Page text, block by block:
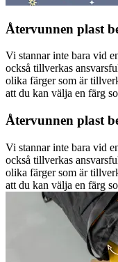
Återvunnen plast
Vi stannar inte bara vid
också tillverkas
olika färger som är
att du kan välja en färg
Återvunnen plast
Vi stannar inte bara vid
också tillverkas
olika färger som är
att du kan välja en färg